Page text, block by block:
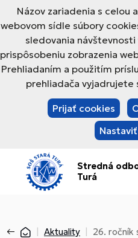
Názov zariadenia s celou
webovom sídle súbory
sledovania
prispôsobeniu zobrazenia
Prehliadaním a použitím
prehliadača vyjadrujete
Prijať cookies
Stredná
Turá
Aktuality 26. ročník